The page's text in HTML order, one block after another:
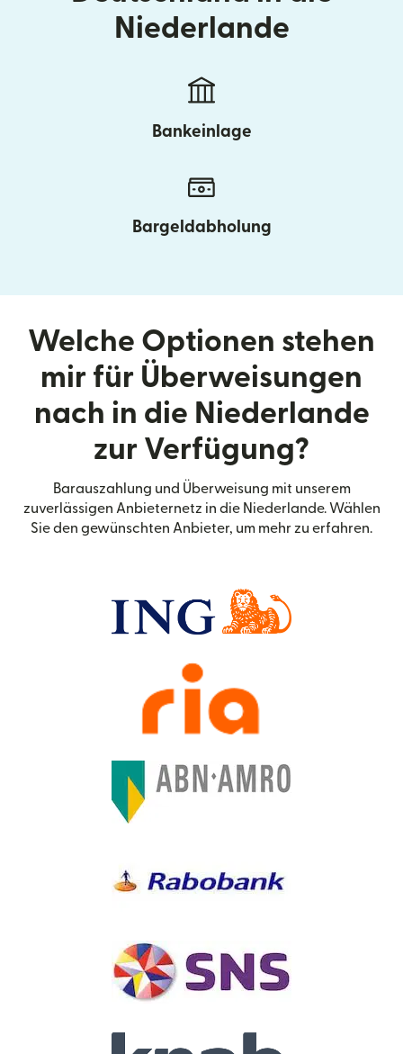
Niederlande
Bankeinlage
Bargeldabholung
Welche Optionen stehen
mir für Überweisungen
nach in die Niederlande
zur Verfügung?
Barauszahlung und Überweisung mit unserem
zuverlässigen Anbieternetz in die Niederlande. Wählen
Sie den gewünschten Anbieter, um mehr zu erfahren.